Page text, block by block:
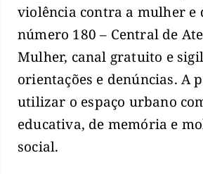
violência contra a mulher e
número 180 – Central de
Mulher, canal gratuito e
orientações e denúncias. A
utilizar o espaço urbano
educativa, de memória e
social.